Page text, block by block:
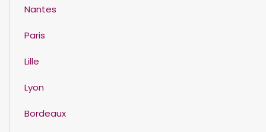
Nantes
Paris
Lille
Lyon
Bordeaux